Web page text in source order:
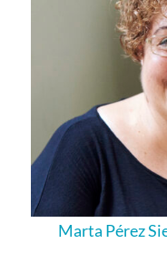
Marta Pérez